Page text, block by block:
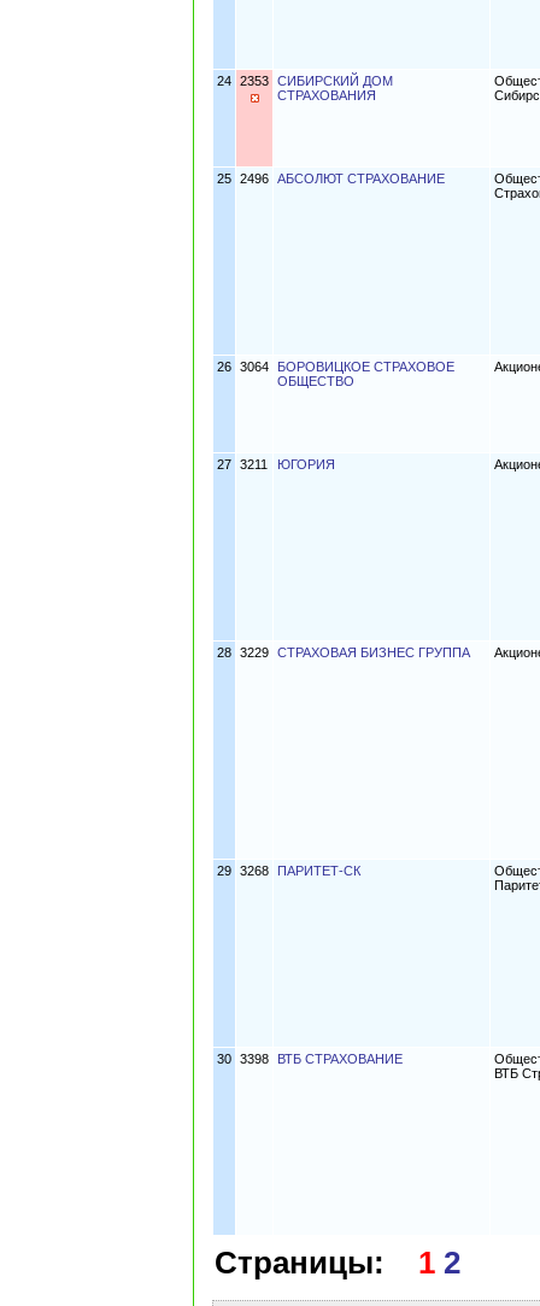
24 2353 СИБИРСКИЙ ДОМ
СТРАХОВАНИЯ
25 2496 АБСОЛЮТ СТРАХОВАНИЕ
26 3064
БОРОВИЦКОЕ СТРАХОВОЕ
ОБЩЕСТВО
27 3211 ЮГОРИЯ
28 3229 СТРАХОВАЯ БИЗНЕС ГРУППА
29 3268 ПАРИТЕТ-СК
30 3398 ВТБ СТРАХОВАНИЕ
ВТБ
Страницы: 1 2